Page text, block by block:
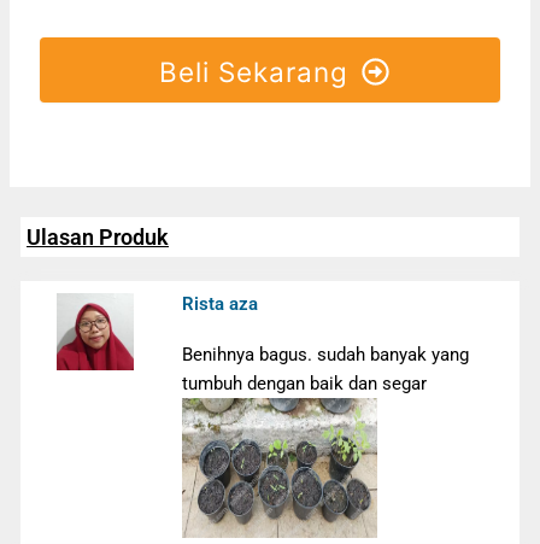
Beli Sekarang
Ulasan Produk
Rista aza
Benihnya bagus. sudah banyak yang
tumbuh dengan baik dan segar